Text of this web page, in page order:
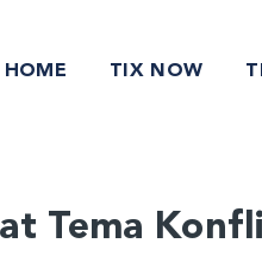
HOME TIX NOW
Tema